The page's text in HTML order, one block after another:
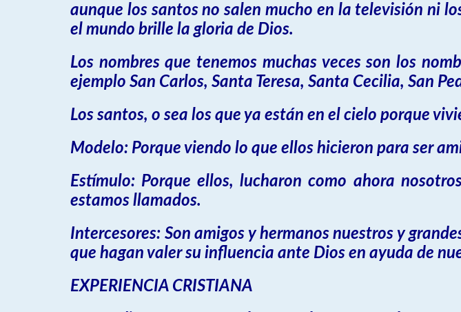
aunque los santos no salen mucho en la televisión ni
el mundo brille la gloria de Dios.
Los nombres que tenemos muchas veces son los
ejemplo San Carlos, Santa Teresa, Santa Cecilia, San
Los santos, o sea los que ya están en el cielo porque
Modelo: Porque viendo lo que ellos hicieron para ser
Estímulo: Porque ellos, lucharon como ahora
estamos llamados.
Intercesores: Son amigos y hermanos nuestros y
que hagan valer su influencia ante Dios en ayuda de
EXPERIENCIA CRISTIANA